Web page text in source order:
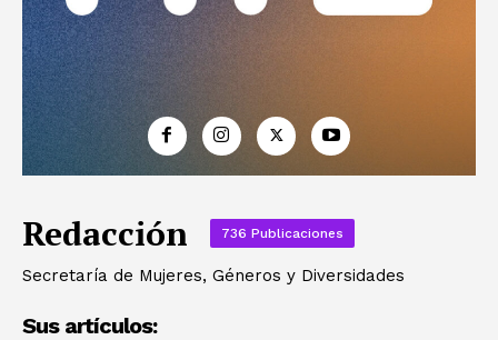
Redacción 736 Publicaciones
Secretaría de Mujeres, Géneros y Diversidades
Sus artículos: